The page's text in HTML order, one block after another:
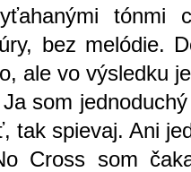
tónmi
bez melódie.
ale vo výsledku
som
tak spievaj. Ani
Cross som